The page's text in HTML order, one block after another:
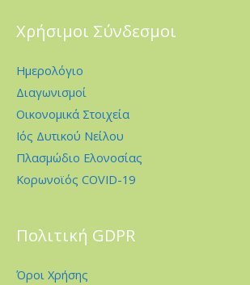
Χρήσιμοι Σύνδεσμοι
Ημερολόγιο
Διαγωνισμοί
Οικονομικά Στοιχεία
Ιός Δυτικού Νείλου
Πλασμώδιο Ελονοσίας
Κορωνοϊός COVID-19
Πολιτική GDPR
Όροι Χρήσης